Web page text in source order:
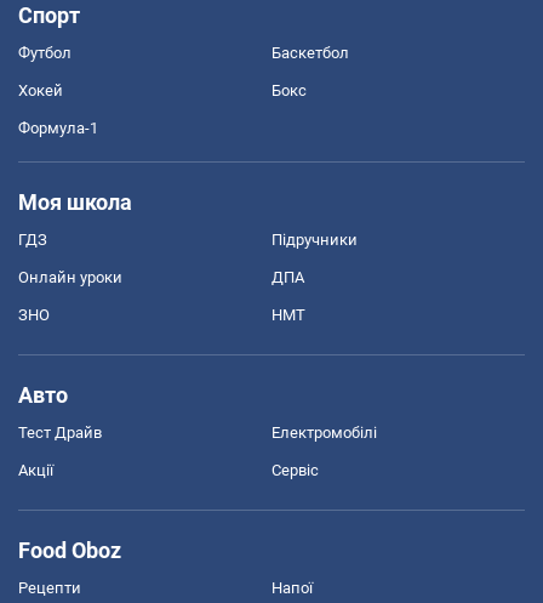
Спорт
Футбол Баскетбол
Хокей Бокс
Формула-1
Моя школа
ГДЗ Підручники
Онлайн уроки ДПА
ЗНО НМТ
Авто
Тест Драйв Електромобілі
Акції Сервіс
Food Oboz
Рецепти Напої